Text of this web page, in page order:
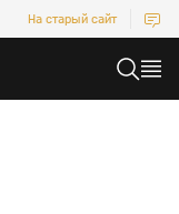
На старый сайт